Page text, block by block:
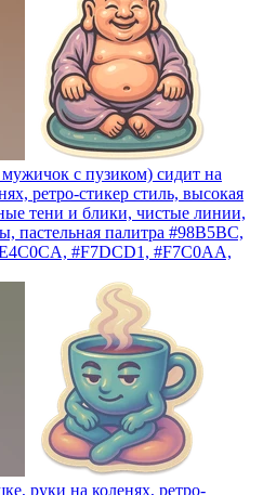
мужичок с пузиком) сидит на
ретро-стикер стиль, высокая
тени и блики, чистые линии,
пастельная палитра #98B5BC,
#F7DCD1, #F7C0AA,
руки на коленях, ретро-